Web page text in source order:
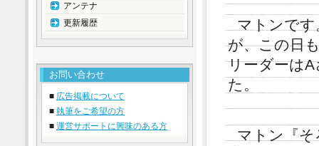
マトンで
が、この日
リーダーは
た。
マトン『
アンテナ
更新履歴
お問い合わせ
■ 広告掲載について
■ 執筆をご希望の方
■ 運営サポートに興味のある方